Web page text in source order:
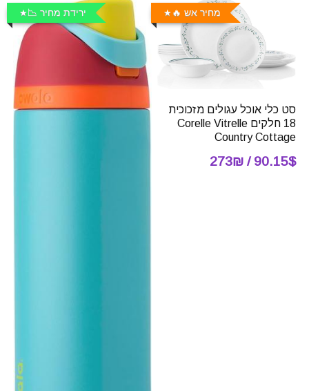
מחיר אש 🔥
סט כלי אוכל עגולים מזכוכית
18 חלקים Corelle Vitrelle
Country Cottage
90.15$ / 273₪
ירידת מחיר 📉